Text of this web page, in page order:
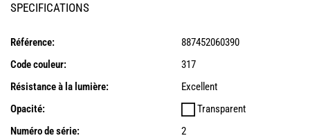
SPECIFICATIONS
Référence:
887452060390
Code couleur:
317
Résistance à la lumière:
Excellent
Opacité:
Transparent
Numéro de série:
2